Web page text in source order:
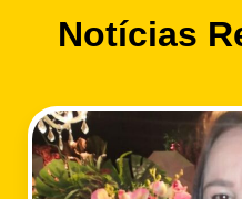
Notícias